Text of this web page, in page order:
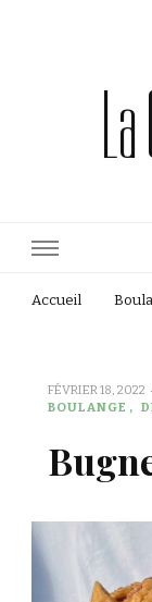
Accueil
FÉVRIER 18, 2022
BOULANGE